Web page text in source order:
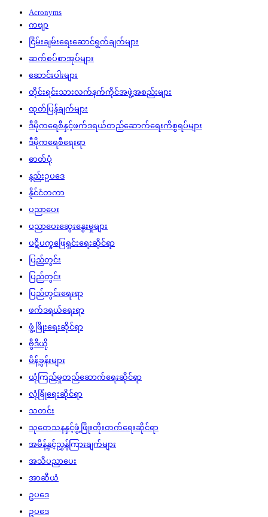
Acronyms
ကဗျာ
ငြိမ်းချမ်းရေးဆောင်ရွက်ချက်များ
ဆက်စပ်စာအုပ်များ
ဆောင်းပါးများ
တိုင်းရင်းသားလက်နက်ကိုင်အဖွဲ့အစည်းများ
ထုတ်ပြန်ချက်များ
ဒီမိုကရေစီနှင့်ဖက်ဒရယ်တည်ဆောက်‌ရေးကိစ္စရပ်များ
ဒီမိုကရေစီရေးရာ
ဓာတ်ပုံ
နည်းဥပဒေ
နိုင်ငံတကာ
ပညာပေး
ပညာပေးဆွေးနွေးမှုများ
ပဋိပက္ခဖြေရှင်းရေးဆိုင်ရာ
ပြည်တွင်း
ပြည်တွင်း
ပြည်တွင်းရေးရာ
ဖက်ဒရယ်ရေးရာ
ဖွံ့ဖြိုးရေးဆိုင်ရာ
ဗွီဒီယို
မိန့်ခွန်းများ
ယုံကြည်မှုတည်ဆောက်ရေးဆိုင်ရာ
လုံခြုံရေးဆိုင်ရာ
သတင်း
သုတေသနနှင့်ဖွံ့ဖြိုးတိုးတက်ရေးဆိုင်ရာ
အမိန့်နှင့်ညွှန်ကြားချက်များ
အသိပညာပေး
အာဆီယံ
ဥပဒေ
ဥပဒေ